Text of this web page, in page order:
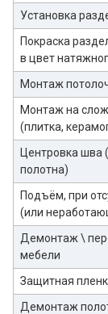
Установка
Покраска
в цвет
Монтаж
Монтаж на
(плитка,
Центровка шва
полотна)
Подъём, при
(или
Демонтаж \
мебели
Защитная
Демонтаж